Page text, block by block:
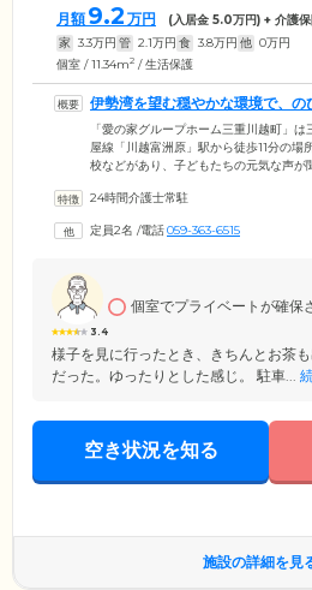
月額 9.2 万円 (入居金 5.0万円) + 介護
家 3.3万円 管 2.1万円 食 3.8万円 他 0万円
個室 / 11.34m2 / 生活保護
伊勢湾を望む穏やかな環境で、の
ます
「愛の家グループホーム三重川越町」
屋線「川越富洲原」駅から徒歩11分の
校などがあり、子どもたちの元気な声
み、共同生活を送っています。ご入居者
ら生活されており、ご入居者様お一人お
24時間介護士常駐
定員2名 /電話059-363-6515
3.4
個室でプライベートが確保
様子を見に行ったとき、きちんとお茶
だった。ゆったりとした感じ。 駐車...
空き状況を知る
施設の詳細を見